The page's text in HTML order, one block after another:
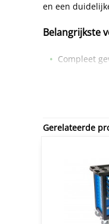
en een
Belangrijkste
Compleet
Gerelateerde